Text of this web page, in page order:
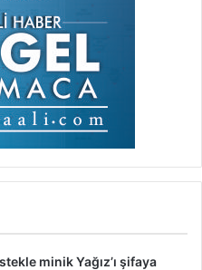
minik Yağız’ı şifaya